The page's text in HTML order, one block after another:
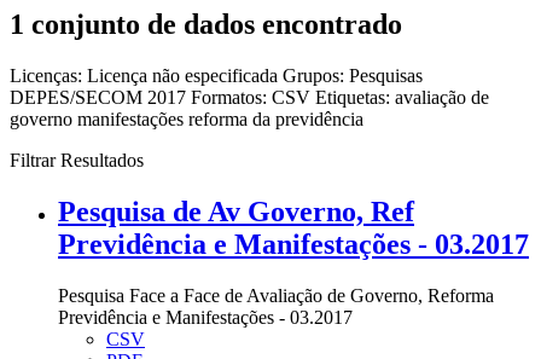
1 conjunto de dados encontrado
Licenças: Licença não especificada Grupos: Pesquisas
DEPES/SECOM 2017 Formatos: CSV Etiquetas: avaliação de
governo manifestações reforma da previdência
Filtrar Resultados
Pesquisa de Av Governo, Ref
Previdência e Manifestações - 03.2017
Pesquisa Face a Face de Avaliação de Governo, Reforma
Previdência e Manifestações - 03.2017
CSV